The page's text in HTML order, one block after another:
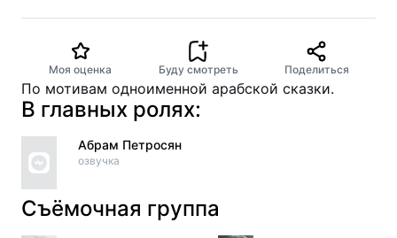
Моя оценка Буду смотреть Поделиться
По мотивам одноименной арабской сказки.
В главных ролях:
Абрам Петросян
озвучка
Съёмочная группа